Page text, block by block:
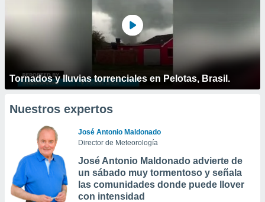
Tornados y lluvias torrenciales en Pelotas, Brasil.
Nuestros expertos
José Antonio Maldonado
Director de Meteorología
José Antonio Maldonado advierte de
un sábado muy tormentoso y señala
las comunidades donde puede llover
con intensidad